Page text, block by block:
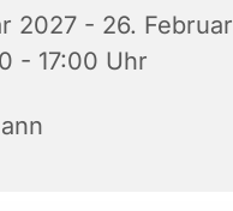
2027 - 26. Februar
- 17:00 Uhr